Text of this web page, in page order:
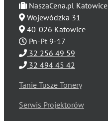
NaszaCena.pl Katowice
Wojewódzka 31
40-026 Katowice
Pn-Pt 9-17
32 256 49 59
32 494 45 42
Tanie Tusze Tonery
Serwis Projektorów